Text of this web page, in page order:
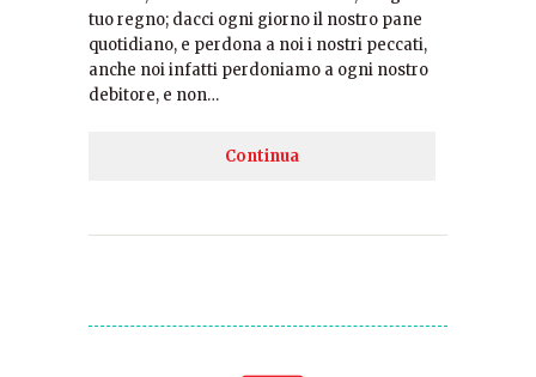
tuo regno; dacci ogni giorno il nostro pane
quotidiano, e perdona a noi i nostri peccati,
anche noi infatti perdoniamo a ogni nostro
debitore, e non…
Continua